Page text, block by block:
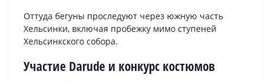
Оттуда бегуны проследуют через южную часть
Хельсинки, включая пробежку мимо ступеней
Хельсинкского собора.
Участие Darude и конкурс костюмов